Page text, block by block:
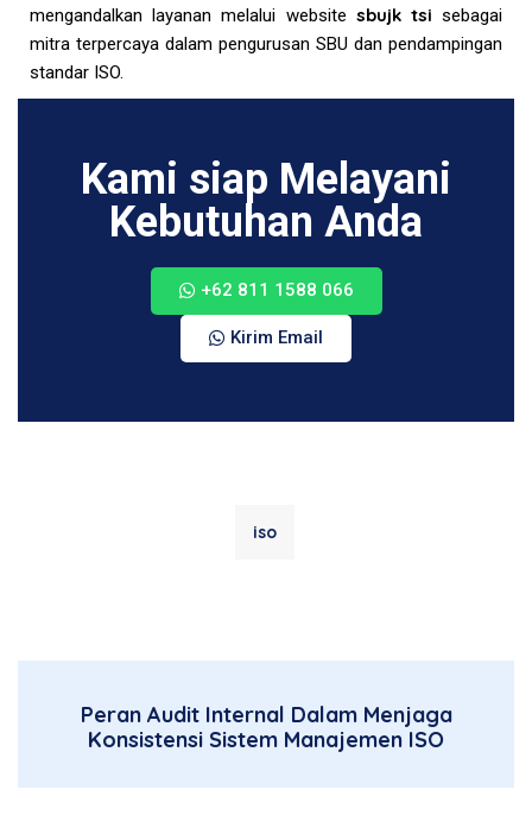
mengandalkan layanan melalui website sbujk tsisebagai
mitra terpercaya dalam pengurusan SBU dan pendampingan
standar ISO.
Kami siap Melayani
Kebutuhan Anda
+62 811 1588 066
Kirim Email
iso
Peran Audit Internal Dalam Menjaga
Konsistensi Sistem Manajemen ISO